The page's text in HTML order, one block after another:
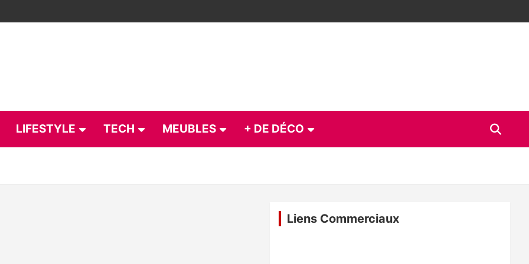
LIFESTYLE TECH MEUBLES + DE DÉCO
Liens Commerciaux